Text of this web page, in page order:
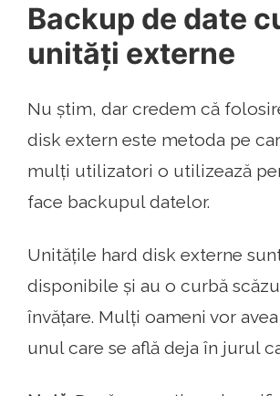
Backup de date
unități externe
Nu știm, dar credem că
disk extern este metoda pe
mulți utilizatori o utilizează
face backupul datelor.
Unitățile hard disk externe
disponibile și au o curbă
învățare. Mulți oameni vor
unul care se află deja în jurul